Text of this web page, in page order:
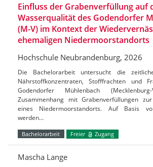
Einfluss der Grabenverfüllung auf
Wasserqualität des Godendorfer
(M-V) im Kontext der
ehemaligen Niedermoorstandorts
Hochschule Neubrandenburg, 2026
Die Bachelorarbeit untersucht die
Nährstoffkonzentraten, Stofffrachten und
Godendorfer Mühlenbach
Zusammenhang mit Grabenverfüllungen
eines Niedermoorstandorts. Auf Basis
werden…
Bachelorarbeit Freier Zugang
Mascha Lange